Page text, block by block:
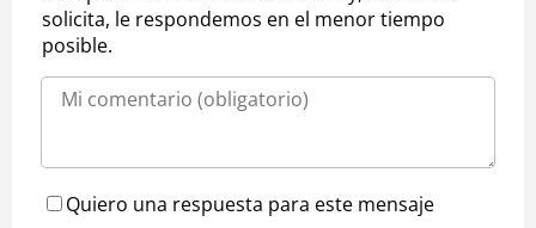
solicita, le respondemos en el menor tiempo
posible.
Quiero una respuesta para este mensaje